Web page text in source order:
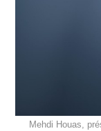
Mehdi Houas,